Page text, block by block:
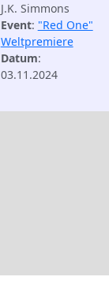
J.K. Simmons
Event: "Red One"
Weltpremiere
Datum:
03.11.2024